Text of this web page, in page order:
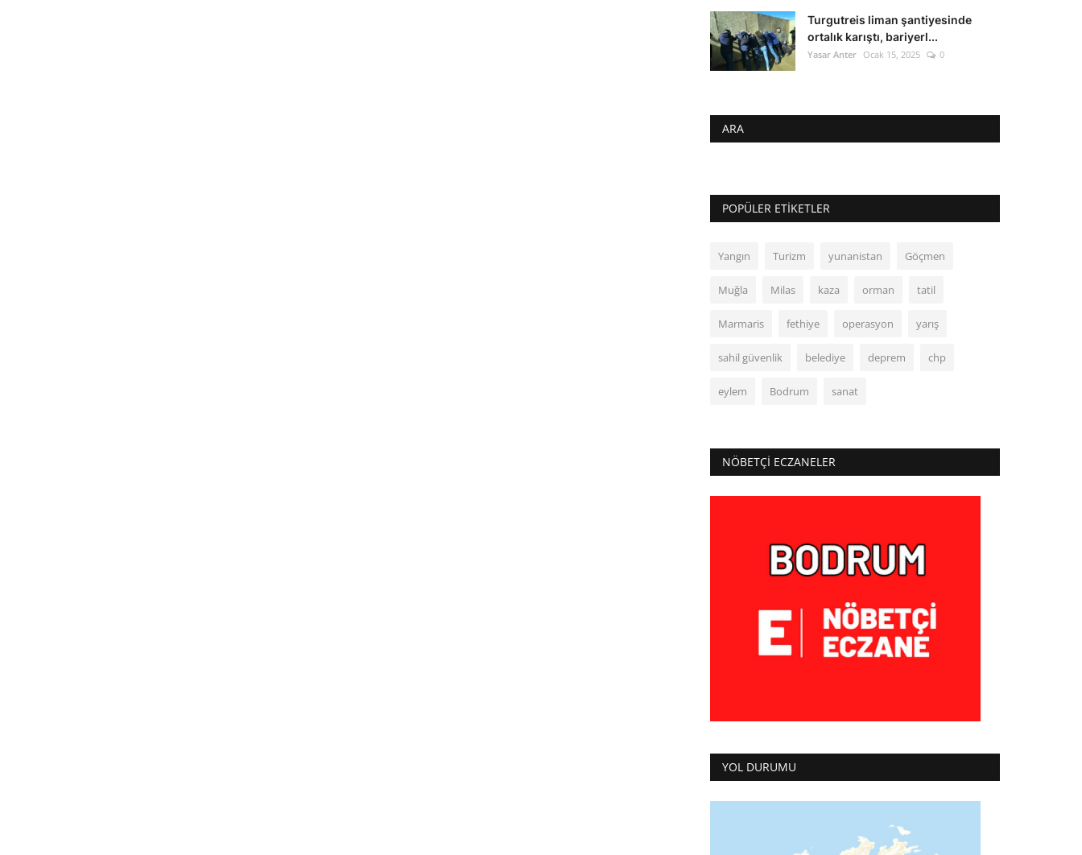
Turgutreis liman şantiyesinde
ortalık karıştı, bariyerl...
Yasar Anter Ocak 15, 2025 0
ARA
POPÜLER ETIKETLER
Yangın Turizm yunanistan Göçmen
Muğla Milas kaza orman tatil
Marmaris fethiye operasyon yarış
sahil güvenlik belediye deprem chp
eylem Bodrum sanat
NÖBETÇI ECZANELER
YOL DURUMU